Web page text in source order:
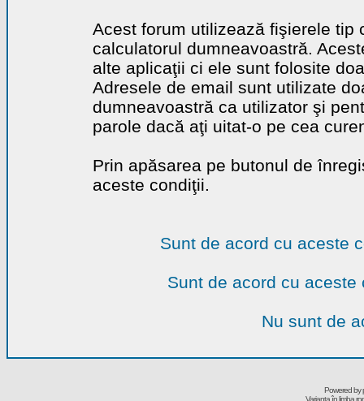
Acest forum utilizează fişierele tip
calculatorul dumneavoastră.
alte aplicaţii ci ele sunt folosite
Adresele de email sunt utilizate
dumneavoastră ca utilizator şi
parole dacă aţi uitat-o pe cea
Prin apăsarea pe butonul de
aceste condiţii.
Sunt de acord cu aceste
Sunt de acord cu
Nu sunt de
Powered by
Varianta în limba